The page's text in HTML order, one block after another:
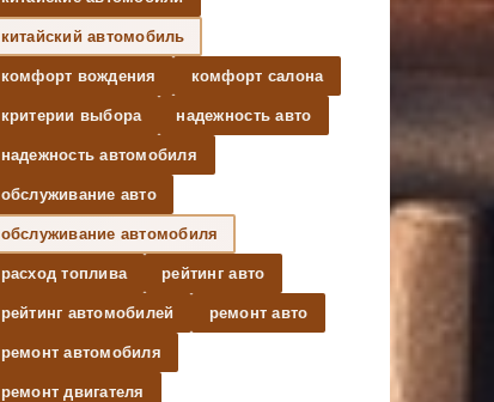
китайский автомобиль
комфорт вождения комфорт салона
критерии выбора надежность авто
надежность автомобиля
обслуживание авто
обслуживание автомобиля
расход топлива рейтинг авто
рейтинг автомобилей ремонт авто
ремонт автомобиля
ремонт двигателя